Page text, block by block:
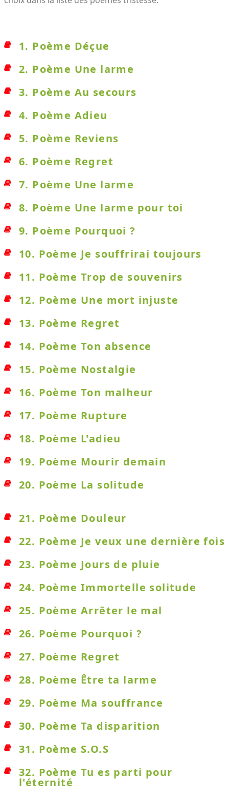
1. Poème Déçue
2. Poème Une larme
3. Poème Au secours
4. Poème Adieu
5. Poème Reviens
6. Poème Regret
7. Poème Une larme
8. Poème Une larme pour toi
9. Poème Pourquoi ?
10. Poème Je souffrirai toujours
11. Poème Trop de souvenirs
12. Poème Une mort injuste
13. Poème Regret
14. Poème Ton absence
15. Poème Nostalgie
16. Poème Ton malheur
17. Poème Rupture
18. Poème L'adieu
19. Poème Mourir demain
20. Poème La solitude
21. Poème Douleur
22. Poème Je veux une dernière fois
23. Poème Jours de pluie
24. Poème Immortelle solitude
25. Poème Arrêter le mal
26. Poème Pourquoi ?
27. Poème Regret
28. Poème Être ta larme
29. Poème Ma souffrance
30. Poème Ta disparition
31. Poème S.O.S
32. Poème Tu es parti pour
l'éternité